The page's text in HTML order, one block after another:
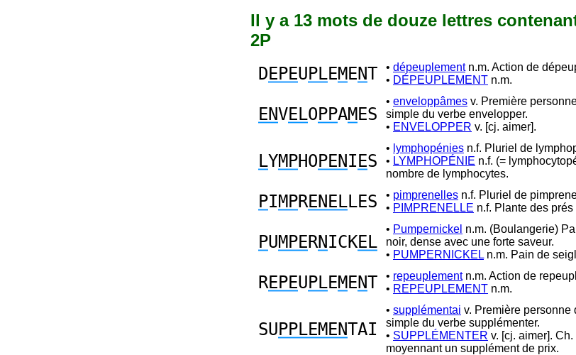
Il y a 13 mots de douze lettres
2P
DEPEUPLEM ENT • dépeuplementn.m. Action de
• DÉPEUPLEMENT n.m.
ENVELOPPAM ES
• enveloppâmes v. Première
simple du verbe envelopper.
• ENVELOPPER v. [cj. aimer].
LYMPHOPENI ES
• lymphopénies n.f. Pluriel de
• LYMPHOPÉNIE n.f. (=
nombre de lymphocytes.
PIMPRENELLES • pimprenelles n.f. Pluriel de
• PIMPRENELLE n.f. Plante des
PUMPERNICKEL
• Pumpernickel n.m. (Boulangerie)
noir, dense avec une forte saveur.
• PUMPERNICKEL n.m. Pain de
REPEUPLEM ENT • repeuplementn.m. Action de
• REPEUPLEMENT n.m.
SUPPLEMENTAI
• supplémentai v. Première
simple du verbe supplémenter.
• SUPPLÉMENTER v. [cj. aimer].
moyennant un supplément de prix.